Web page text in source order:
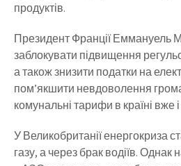
продуктів.
Президент Франції Еммануель
заблокувати підвищення
а також знизити податки на
пом’якшити невдоволення
комунальні тарифи в країні вже
У Великобританії енергокриза
газу, а через брак водіїв. Однак